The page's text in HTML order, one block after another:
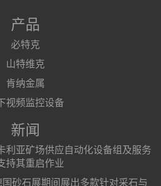
产品
必特克
山特维克
肯纳金属
视频监控设备
新闻
利亚矿场供应自动化设备组及服务
持其重启作业
砂石展期间展出多款针对采石与